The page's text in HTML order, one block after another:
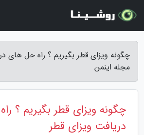
چگونه ویزای قطر بگیریم ؟ راه حل های
مجله اینمن
چگونه ویزای قطر بگیریم ؟
دریافت ویزای قطر